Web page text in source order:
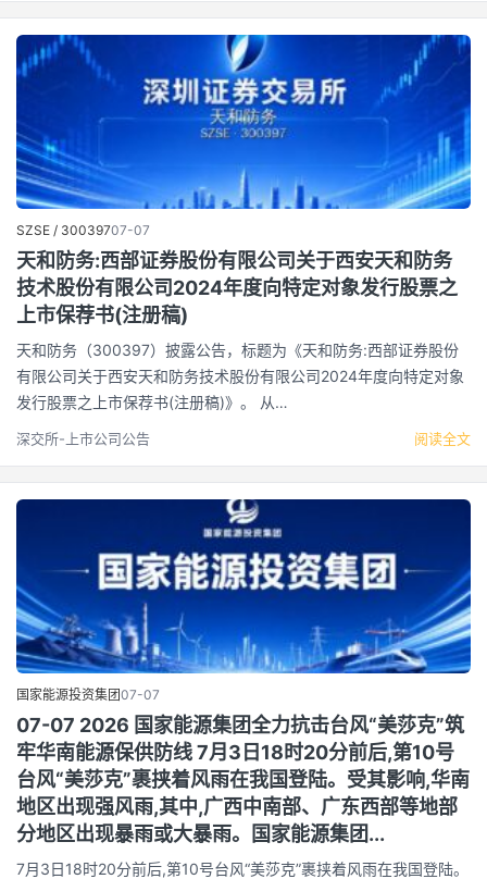
SZSE / 30039707-07
天和防务:西部证券股份有限公司关于西安天和防务
技术股份有限公司2024年度向特定对象发行股票之
上市保荐书(注册稿)
天和防务（300397）披露公告，标题为《天和防务:西部证券股份
有限公司关于西安天和防务技术股份有限公司2024年度向特定对象
发行股票之上市保荐书(注册稿)》。 从…
深交所-上市公司公告 阅读全文
国家能源投资集团07-07
07-07 2026 国家能源集团全力抗击台风“美莎克”筑
牢华南能源保供防线 7月3日18时20分前后,第10号
台风“美莎克”裹挟着风雨在我国登陆。受其影响,华南
地区出现强风雨,其中,广西中南部、广东西部等地部
分地区出现暴雨或大暴雨。国家能源集团...
7月3日18时20分前后,第10号台风“美莎克”裹挟着风雨在我国登陆。